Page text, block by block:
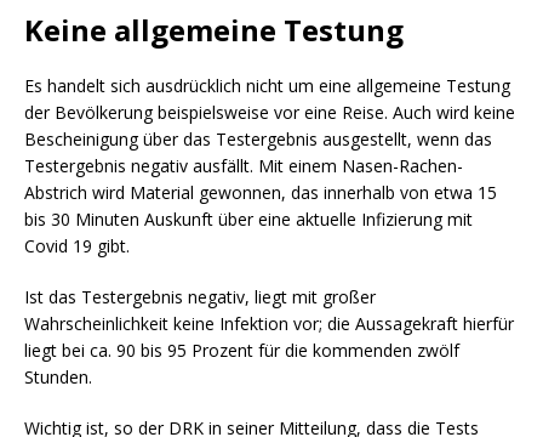
Keine allgemeine Testung
Es handelt sich ausdrücklich nicht um eine allgemeine Testung
der Bevölkerung beispielsweise vor eine Reise. Auch wird keine
Bescheinigung über das Testergebnis ausgestellt, wenn das
Testergebnis negativ ausfällt. Mit einem Nasen-Rachen-
Abstrich wird Material gewonnen, das innerhalb von etwa 15
bis 30 Minuten Auskunft über eine aktuelle Infizierung mit
Covid 19 gibt.
Ist das Testergebnis negativ, liegt mit großer
Wahrscheinlichkeit keine Infektion vor; die Aussagekraft hierfür
liegt bei ca. 90 bis 95 Prozent für die kommenden zwölf
Stunden.
Wichtig ist, so der DRK in seiner Mitteilung, dass die Tests